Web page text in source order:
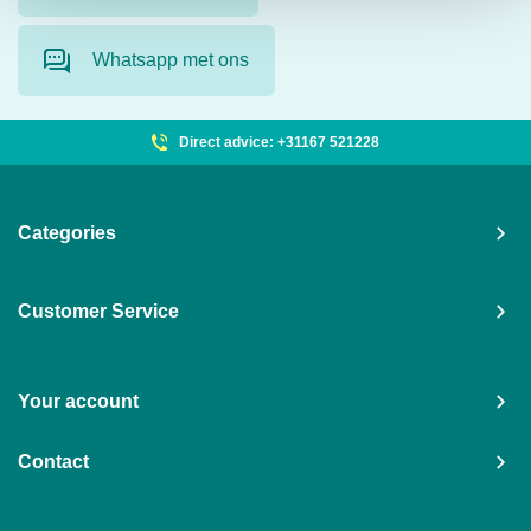
Whatsapp met ons
Direct advice: +31167 521228
Categories
Customer Service
Your account
Contact